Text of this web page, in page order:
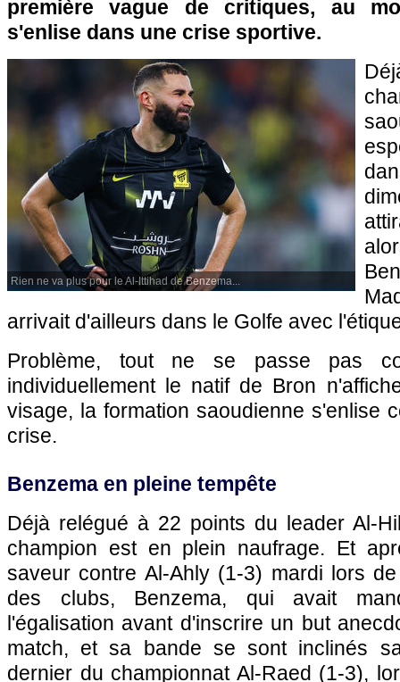
première vague de critiques, au
s'enlise dans une crise sportive.
Rien ne va plus pour le Al-Ittihad de Benzema...
arrivait d'ailleurs dans le Golfe avec
Problème, tout ne se passe pas
individuellement le natif de Bron
visage, la formation saoudienne s'enlise
crise.
Benzema en pleine tempête
Déjà relégué à 22 points du leader Al-
champion est en plein naufrage. Et
saveur contre Al-Ahly (1-3) mardi lors
des clubs, Benzema, qui avait
l'égalisation avant d'inscrire un but
match, et sa bande se sont inclinés
dernier du championnat Al-Raed (1-3),